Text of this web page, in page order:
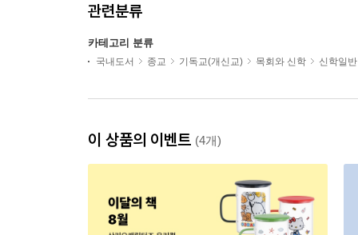
관련분류
카테고리 분류
국내도서 종교 기독교(개신교) 목회와 신학 신학일반
이 상품의 이벤트 (4개)